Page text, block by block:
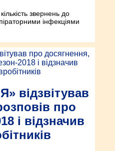
звернень до
інфекціями
відзвітував
про
і відзначив